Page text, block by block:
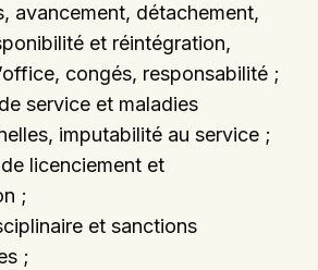
avancement, détachement,
et réintégration,
congés, responsabilité ;
service et maladies
imputabilité au service ;
licenciement et
;
et sanctions
;